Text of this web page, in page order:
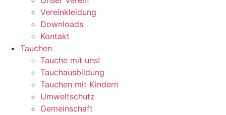
Vereinkleidung
Downloads
Kontakt
Tauchen
Tauche mit uns!
Tauchausbildung
Tauchen mit Kindern
Umweltschutz
Gemeinschaft